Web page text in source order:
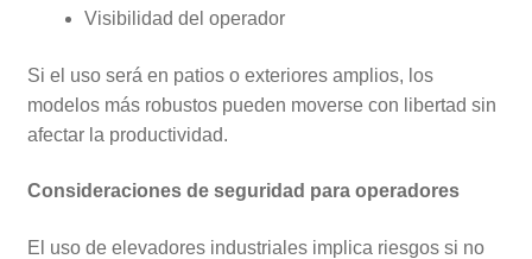
Visibilidad del operador
Si el uso será en patios o exteriores amplios, los
modelos más robustos pueden moverse con libertad sin
afectar la productividad.
Consideraciones de seguridad para operadores
El uso de elevadores industriales implica riesgos si no